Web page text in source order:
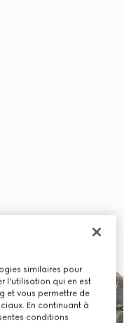
similaires pour
l'utilisation qui en est
et vous permettre de
En continuant à
conditions